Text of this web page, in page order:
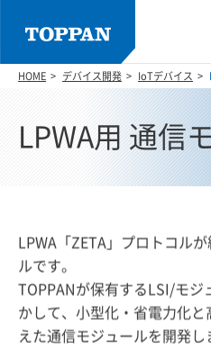
HOME デバイス開発 IoTデバイス
LPWA用 通信
LPWA「ZETA」プロトコル
ルです。
TOPPANが保有するLSI/モジ
かして、小型化・省電力化
えた通信モジュールを開発し